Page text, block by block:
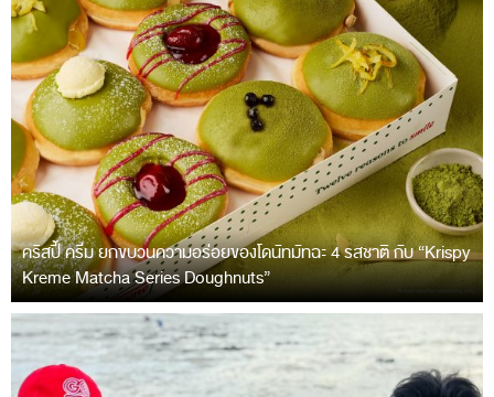
คริสปี้ ครีม ยกขบวนความอร่อยของโดนัทมัทฉะ 4 รสชาติ กับ “Krispy
Kreme Matcha Series Doughnuts”